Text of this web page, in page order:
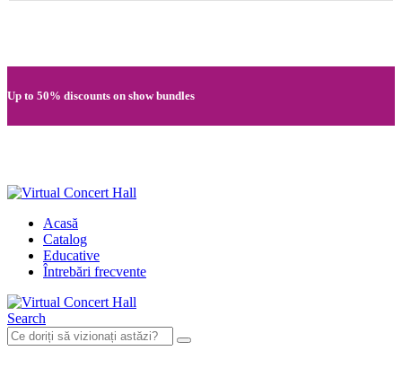
Up to 50% discounts on show bundles
Acasă
Catalog
Educative
Întrebări frecvente
Search